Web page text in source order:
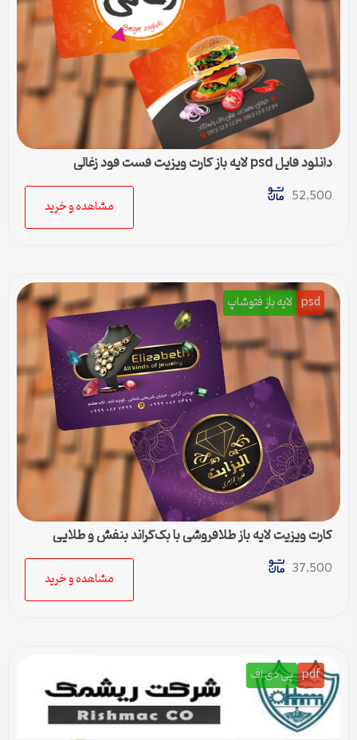
دانلود فایل psd لایه باز کارت ویزیت فست فود زغالی
52,500
مشاهده و خرید
psd لایه باز فتوشاپ
کارت ویزیت لایه باز طلافروشی با بک‌گراند بنفش و طلایی
37,500
مشاهده و خرید
pdf پی دی اف